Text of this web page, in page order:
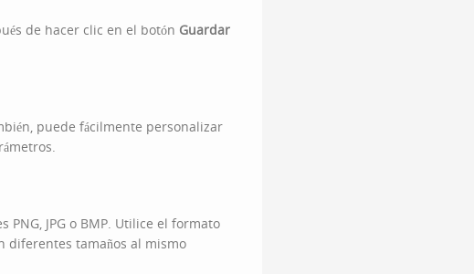
de hacer clic en el botón Guardar
puede fácilmente personalizar
JPG o BMP. Utilice el formato
diferentes tamaños al mismo